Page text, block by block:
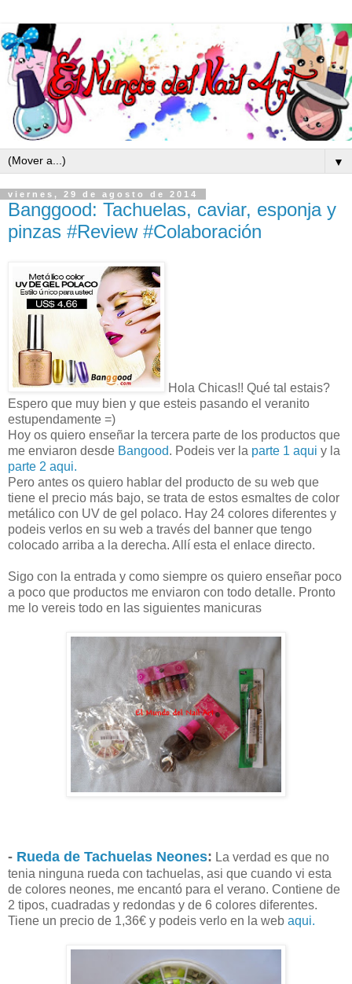
▼
viernes, 29 de agosto de 2014
Banggood: Tachuelas, caviar, esponja y
pinzas #Review #Colaboración
Hola Chicas!! Qué tal estais?
Espero que muy bien y que esteis pasando el veranito
estupendamente =)
Hoy os quiero enseñar la tercera parte de los productos que
me enviaron desde Bangood. Podeis ver la parte 1 aqui y la
parte 2 aqui.
Pero antes os quiero hablar del producto de su web que
tiene el precio más bajo, se trata de estos esmaltes de color
metálico con UV de gel polaco. Hay 24 colores diferentes y
podeis verlos en su web a través del banner que tengo
colocado arriba a la derecha. Allí esta el enlace directo.
Sigo con la entrada y como siempre os quiero enseñar poco
a poco que productos me enviaron con todo detalle. Pronto
me lo vereis todo en las siguientes manicuras
- Rueda de Tachuelas Neones: La verdad es que no
tenia ninguna rueda con tachuelas, asi que cuando vi esta
de colores neones, me encantó para el verano. Contiene de
2 tipos, cuadradas y redondas y de 6 colores diferentes.
Tiene un precio de 1,36€ y podeis verlo en la web aqui.